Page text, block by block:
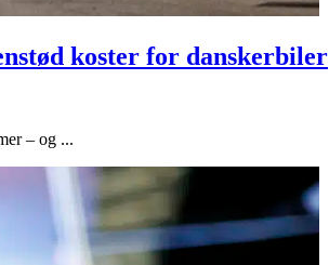
koster for danskerbiler
– og ...